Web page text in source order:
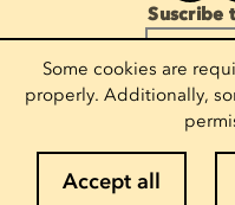
Suscribe
Some cookies are
properly. Additionally,
Accept all